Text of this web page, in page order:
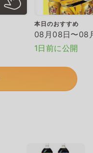
本日のおすすめ
08月08日〜08
1日前に公開